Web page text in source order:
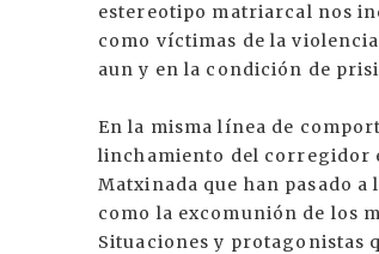
estereotipo matriarcal nos
como víctimas de la
aun y en la condición de
En la misma línea de
linchamiento del corregidor
Matxinada que han pasado
como la excomunión de los
Situaciones y protagonistas